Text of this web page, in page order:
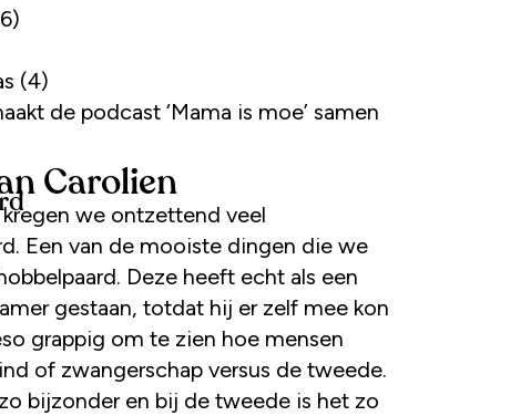
(4)
de podcast ‘Mama is moe’ samen
Carolien
we ontzettend veel
Een van de mooiste dingen die we
Deze heeft echt als een
gestaan, totdat hij er zelf mee kon
grappig om te zien hoe mensen
of zwangerschap versus de tweede.
bijzonder en bij de tweede is het zo